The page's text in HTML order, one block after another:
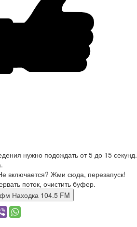
нужно подождать от 5 до 15 секунд.
включается? Жми сюда, перезапуск!
поток, очистить буфер.
фм Находка 104.5 FM